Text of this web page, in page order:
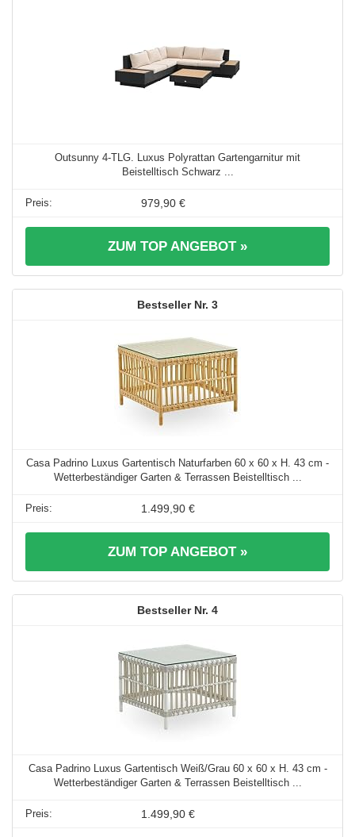
Outsunny 4-TLG. Luxus Polyrattan Gartengarnitur mit
Beistelltisch Schwarz ...
979,90 €
ZUM TOP ANGEBOT »
3
Casa Padrino Luxus Gartentisch Naturfarben 60 x 60 x H. 43 cm -
Wetterbeständiger Garten & Terrassen Beistelltisch ...
1.499,90 €
ZUM TOP ANGEBOT »
4
Casa Padrino Luxus Gartentisch Weiß/Grau 60 x 60 x H. 43 cm -
Wetterbeständiger Garten & Terrassen Beistelltisch ...
1.499,90 €